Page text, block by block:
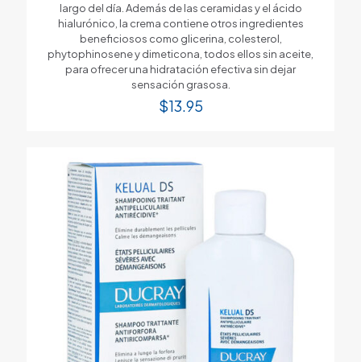
largo del día. Además de las ceramidas y el ácido
hialurónico, la crema contiene otros ingredientes
beneficiosos como glicerina, colesterol,
phytophinosene y dimeticona, todos ellos sin aceite,
para ofrecer una hidratación efectiva sin dejar
sensación grasosa.
$13.95